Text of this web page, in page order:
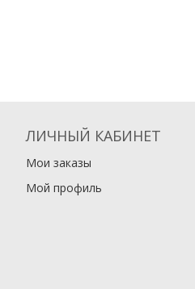
ЛИЧНЫЙ КАБИНЕТ
Мои заказы
Мой профиль